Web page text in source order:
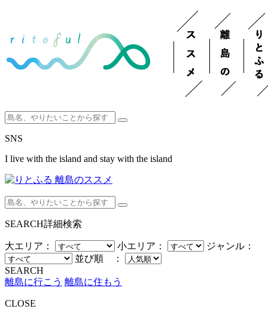
SNS
I live with the island and stay with the island
SEARCH詳細検索
大エリア： 小エリア：
ジャンル：
並び順 ：
SEARCH
離島に行こう 離島に住もう
CLOSE